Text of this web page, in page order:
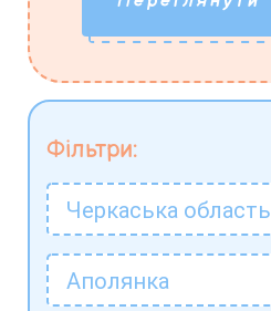
Фільтри:
Черкаська область
Аполянка